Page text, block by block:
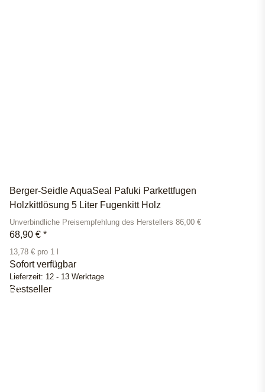
Berger-Seidle AquaSeal Pafuki Parkettfugen
Holzkittlösung 5 Liter Fugenkitt Holz
Unverbindliche Preisempfehlung des Herstellers 86,00 €
68,90 € *
13,78 € pro 1 l
Sofort verfügbar
Lieferzeit: 12 - 13 Werktage
Bestseller